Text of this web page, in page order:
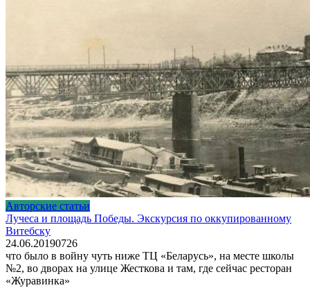
Авторские статьи
Лучеса и площадь Победы. Экскурсия по оккупированному
Витебску
24.06.20190726
что было в войну чуть ниже ТЦ «Беларусь», на месте школы
№2, во дворах на улице Жесткова и там, где сейчас ресторан
«Журавинка»